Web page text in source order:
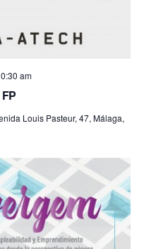
am
Louis Pasteur, 47, Málaga,